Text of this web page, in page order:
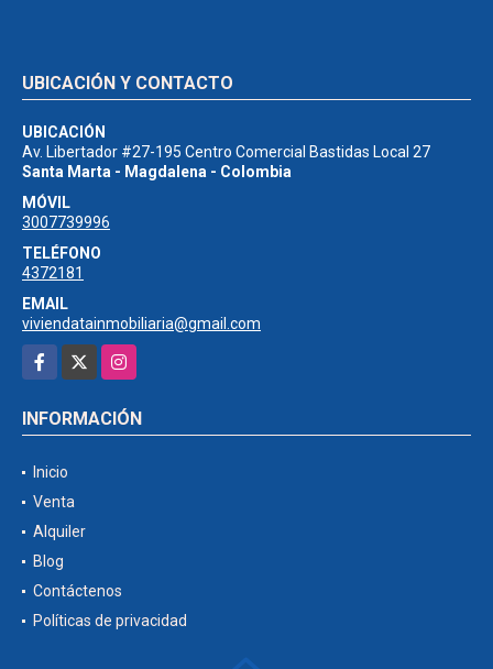
UBICACIÓN Y CONTACTO
UBICACIÓN
Av. Libertador #27-195 Centro Comercial Bastidas Local 27
Santa Marta - Magdalena - Colombia
MÓVIL
3007739996
TELÉFONO
4372181
EMAIL
viviendatainmobiliaria@gmail.com
Facebook
Instagram
INFORMACIÓN
Inicio
Venta
Alquiler
Blog
Contáctenos
Políticas de privacidad